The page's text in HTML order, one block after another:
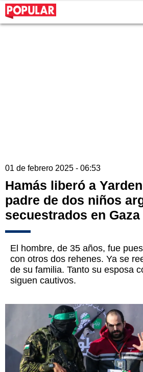
01 de febrero 2025 - 06:53
Hamás liberó a
padre de dos niños
secuestrados en Gaza
El hombre, de 35 años, fue
con otros dos rehenes. Ya se
de su familia. Tanto su esposa
siguen cautivos.